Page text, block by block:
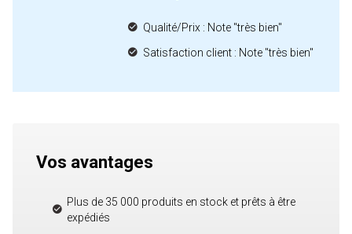
Qualité/Prix : Note "très bien"
Satisfaction client : Note "très bien"
Vos avantages
Plus de 35 000 produits en stock et prêts à être
expédiés